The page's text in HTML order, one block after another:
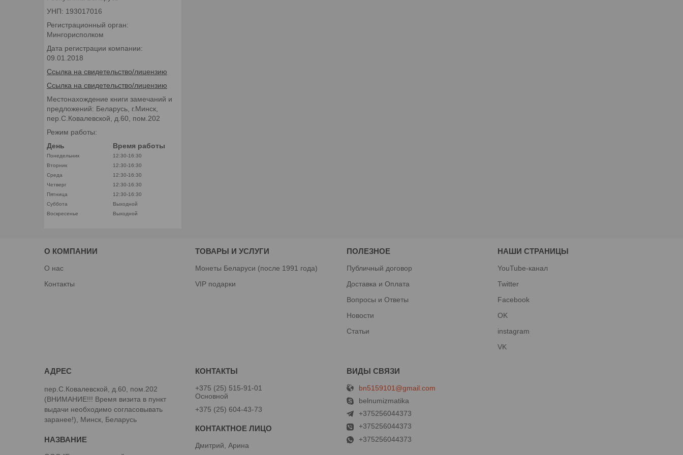
УНП: 193017016
Регистрационный орган:
Мингорисполком
Дата регистрации компании:
09.01.2018
Ссылка на свидетельство/лицензию
Ссылка на свидетельство/лицензию
Местонахождение книги замечаний и
предложений: Беларусь, г.Минск,
пер.С.Ковалевской, д.60, пом.202
Режим работы:
День
Время работы
Понедельник
12:30-16:30
Вторник
12:30-16:30
Среда
12:30-16:30
Четверг
12:30-16:30
Пятница
12:30-16:30
Суббота
Выходной
Воскресенье
Выходной
О КОМПАНИИ
О нас
Контакты
ТОВАРЫ И УСЛУГИ
Монеты Беларуси (после 1991 года)
VIP подарки
ПОЛЕЗНОЕ
Публичный договор
Доставка и Оплата
Вопросы и Ответы
Новости
Статьи
НАШИ СТРАНИЦЫ
YouTube-канал
Twitter
Facebook
OK
instagram
VK
пер.С.Ковалевской, д.60, пом.202
(ВНИМАНИЕ!!! Время визита в пункт
выдачи необходимо согласовывать
заранее!), Минск, Беларусь
+375 (25) 515-91-01
Основной
+375 (25) 604-43-73
Дмитрий, Арина
bn5159101@gmail.com
belnumizmatika
+375256044373
+375256044373
+375256044373